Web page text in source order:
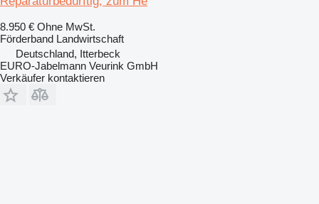
8.950 € Ohne MwSt.
Förderband Landwirtschaft
Deutschland, Itterbeck
EURO-Jabelmann Veurink GmbH
Verkäufer kontaktieren